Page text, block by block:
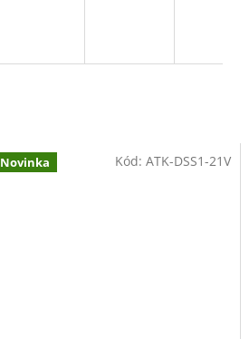
Novinka Kód: ATK-DSS1-21V